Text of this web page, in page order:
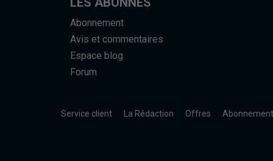
Abonnement
Avis et commentaires
Espace blog
Forum
Service client La Rédaction Offres Abonnement